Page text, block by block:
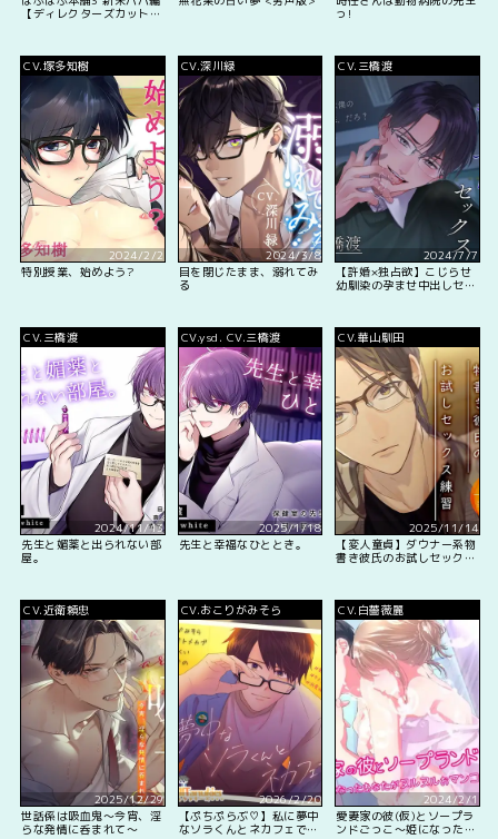
【ディレクターズカット
っ!
CV.塚多知樹
2024/2/2
特別授業、始めよう?
CV.深川緑
2024/3/8
目を閉じたまま、溺れてみ
る
CV.三橋渡
2024/7/7
【許婚×独占欲】こじらせ
幼馴染の孕ませ中出しセッ
CV.三橋渡
2024/11/13
先生と媚薬と出られない部
屋。
CV.ysd. CV.三橋渡
2025/1/18
先生と幸福なひととき。
CV.華山馴田
2025/11/14
【変人童貞】ダウナー系物
書き彼氏のお試しセックス
CV.近衛頼忠
2025/12/29
世話係は吸血鬼〜今宵、淫
らな発情に呑まれて〜
CV.おこりがみそら
2026/2/20
【ぷちぷらぶ♡】私に夢中
なソラくんとネカフェで…
CV.白薔薇麗
2024/2/1
愛妻家の彼(仮)とソープラ
ンドごっこ～姫になったあ